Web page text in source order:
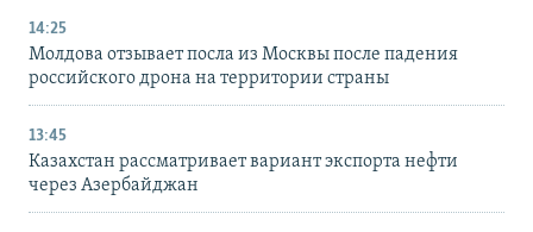
14:25
Молдова отзывает посла из Москвы после падения
российского дрона на территории страны
13:45
Казахстан рассматривает вариант экспорта нефти
через Азербайджан